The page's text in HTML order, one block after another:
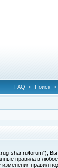
FAQ • Поиск •
shar.ru/forum”),
правила в
правил